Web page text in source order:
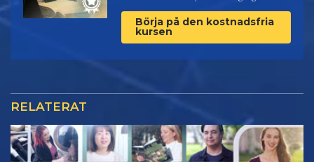
Börja på den kostnadsfria
kursen
RELATERAT